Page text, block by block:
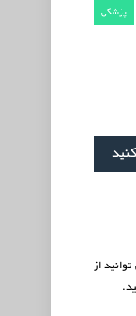
پزشکی
از